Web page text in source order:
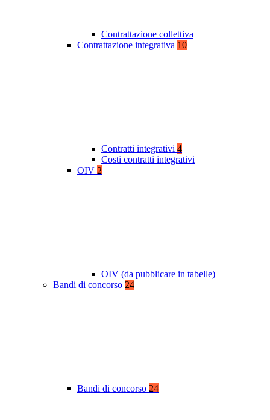
Contrattazione collettiva
Contrattazione integrativa 10
Contratti integrativi 4
Costi contratti integrativi
OIV 2
OIV (da pubblicare in tabelle)
Bandi di concorso 24
Bandi di concorso 24